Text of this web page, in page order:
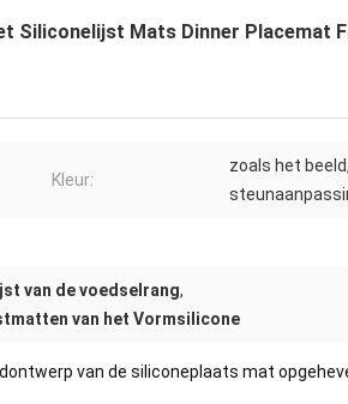
Siliconelijst Mats Dinner Placemat
Kleur:
zoals het
van de voedselrang,
van het Vormsilicone
van de siliconeplaats mat